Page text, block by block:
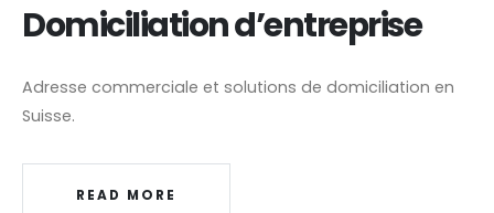
Domiciliation d’entreprise
Adresse commerciale et solutions de domiciliation en
Suisse.
READ MORE